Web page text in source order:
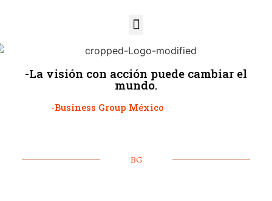
-La visión con acción puede cambiar el
mundo.
-Business Group México
BG